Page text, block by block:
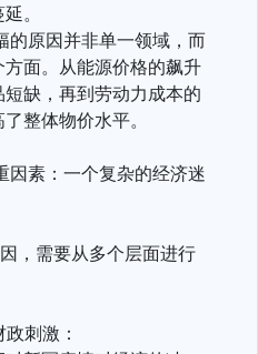
。
的原因并非单一领域，而
面。从能源价格的飙升
缺，再到劳动力成本的
整体物价水平。
因素：一个复杂的经济迷
，需要从多个层面进行
刺激：